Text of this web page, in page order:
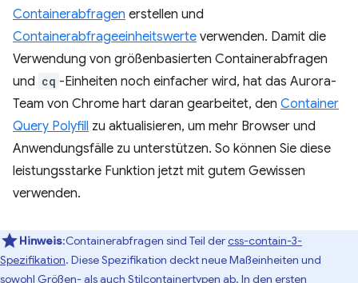
Containerabfragen erstellen und
Containerabfrageeinheitswerte verwenden. Damit die
Verwendung von größenbasierten Containerabfragen
und cq -Einheiten noch einfacher wird, hat das Aurora-
Team von Chrome hart daran gearbeitet, den Container
Query Polyfill zu aktualisieren, um mehr Browser und
Anwendungsfälle zu unterstützen. So können Sie diese
leistungsstarke Funktion jetzt mit gutem Gewissen
verwenden.
Hinweis:Containerabfragen sind Teil dercss-contain-3-
Spezifikation. Diese Spezifikation deckt neue Maßeinheiten und
sowohl Größen- als auch Stilcontainertypen ab. In den ersten